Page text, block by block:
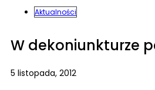
Aktualności
W dekoniunkturze
5 listopada, 2012